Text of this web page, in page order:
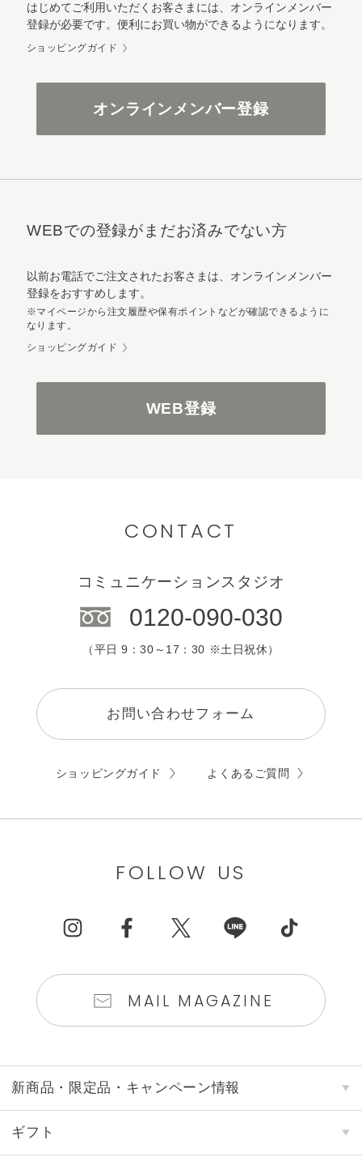
はじめてご利用いただくお客さまには、オンラインメンバー
登録が必要です。便利にお買い物ができるようになります。
ショッピングガイド
オンラインメンバー登録
WEBでの登録がまだお済みでない方
以前お電話でご注文されたお客さまは、オンラインメンバー
登録をおすすめします。
※マイページから注文履歴や保有ポイントなどが確認できるように
なります。
ショッピングガイド
WEB登録
CONTACT
コミュニケーションスタジオ
0120-090-030
（平日 9：30～17：30 ※土日祝休）
お問い合わせフォーム
ショッピングガイド よくあるご質問
FOLLOW US
MAIL MAGAZINE
新商品・限定品・キャンペーン情報
ギフト